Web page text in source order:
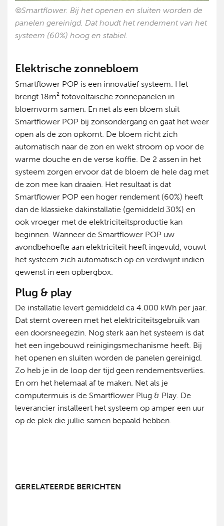
©Smartflower. Bij het openen en sluiten worden de
panelen gereinigd. Dat houdt het rendement van het
systeem (60%) hoog en stabiel.
Elektrische zonnebloem
Smartflower POP is een innovatief systeem. Het
brengt 18m² fotovoltaïsche zonnepanelen in
bloemvorm samen. En net als een bloem sluit
Smartflower POP bij zonsondergang en gaat het weer
open als de zon opkomt. De bloem richt zich
automatisch naar de zon en wekt stroom op voor de
warme douche en de verse koffie. De 2 assen in het
systeem zorgen ervoor dat de bloem de hele dag met
de zon mee kan draaien. Het resultaat is dat
Smartflower POP een hoger rendement (60%) heeft
dan de klassieke dakinstallatie (gemiddeld 30%) en
ook vroeger met de elektriciteitsproductie kan
beginnen. Wanneer de Smartflower POP uw
avondbehoefte aan elektriciteit heeft ingevuld, vouwt
het systeem zich automatisch op en verdwijnt indien
gewenst in een opbergbox.
Plug & play
De installatie levert gemiddeld ca 4.000 kWh per jaar.
Dat stemt overeen met het elektriciteitsgebruik van
een doorsneegezin. Nog sterk aan het systeem is dat
het een ingebouwd reinigingsmechanisme heeft. Bij
het openen en sluiten worden de panelen gereinigd.
Zo heb je in de loop der tijd geen rendementsverlies.
En om het helemaal af te maken. Net als je
computermuis is de Smartflower Plug & Play. De
leverancier installeert het systeem op amper een uur
op de plek die jullie samen bepaald hebben.
GERELATEERDE BERICHTEN